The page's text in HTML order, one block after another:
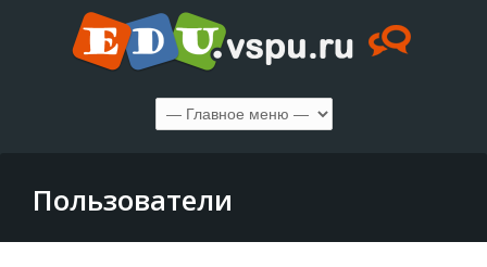
Пользователи